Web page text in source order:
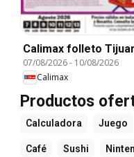
Calimax folleto
07/08/2026- 10/08/2026
Calimax
Productos
Calculadora Juego
Café Sushi